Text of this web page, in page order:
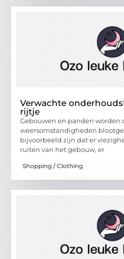
Verwachte
rijtje
Gebouwen en panden worden
weersomstandigheden
bijvoorbeeld zijn dat er
ruiten van het gebouw, er
Shopping / Clothing